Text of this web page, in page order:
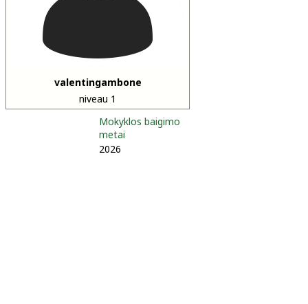
valentingambone
niveau 1
Mokyklos baigimo
metai
2026